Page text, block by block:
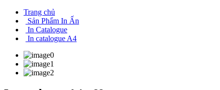
Trang chủ
Sản Phẩm In Ấn
In Catalogue
In catalogue A4